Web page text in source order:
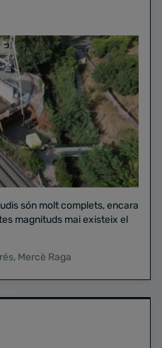
són molt complets, encara
magnituds mai existeix el
, Mercè Raga